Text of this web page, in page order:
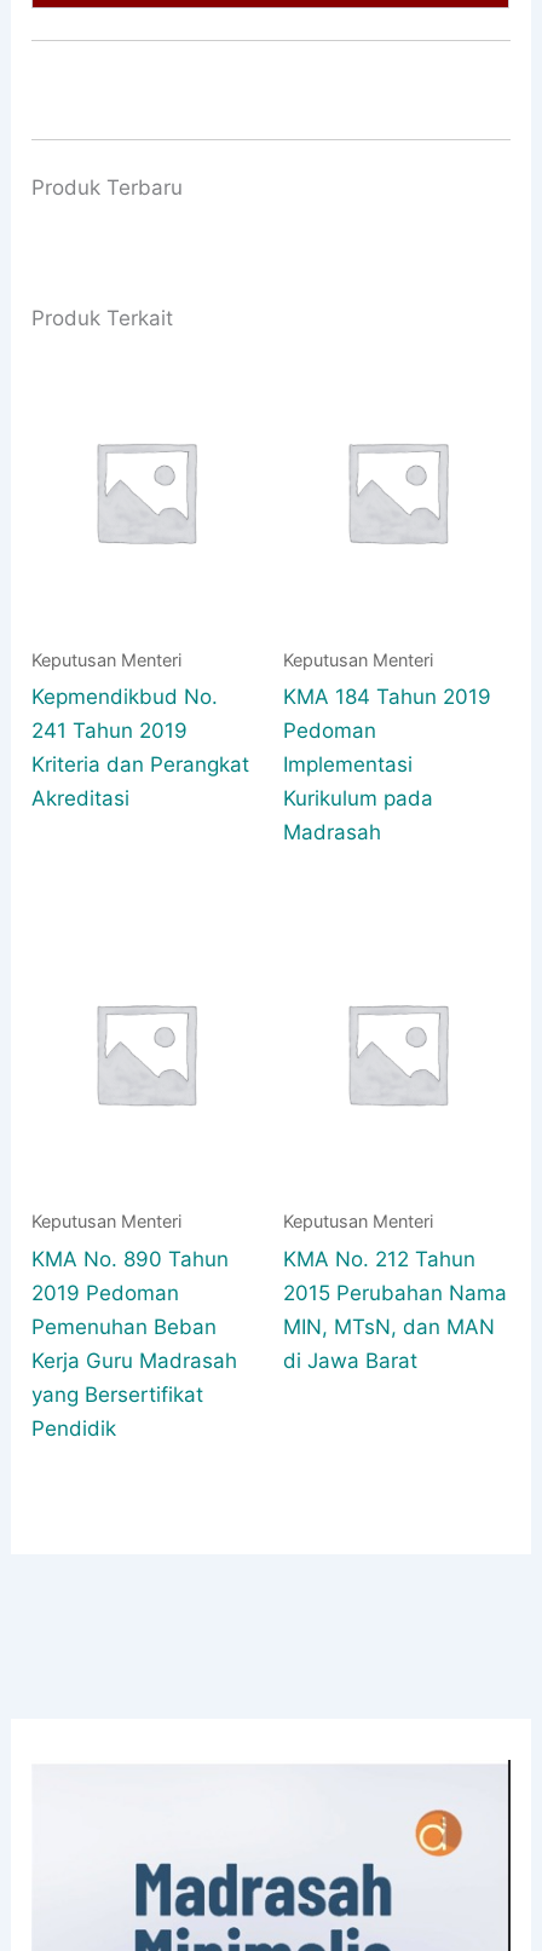
Produk Terbaru
Produk Terkait
Keputusan Menteri
Kepmendikbud No.
241 Tahun 2019
Kriteria dan Perangkat
Akreditasi
Keputusan Menteri
KMA 184 Tahun 2019
Pedoman
Implementasi
Kurikulum pada
Madrasah
Keputusan Menteri
KMA No. 890 Tahun
2019 Pedoman
Pemenuhan Beban
Kerja Guru Madrasah
yang Bersertifikat
Pendidik
Keputusan Menteri
KMA No. 212 Tahun
2015 Perubahan Nama
MIN, MTsN, dan MAN
di Jawa Barat